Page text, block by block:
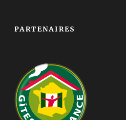
PARTENAIRES